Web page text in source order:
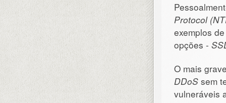
Protocol
exemplos
opções -
O mais
DDoS sem
vulneráveis